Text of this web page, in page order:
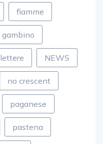
fiamme
gambino
lettere NEWS
no crescent
paganese
pastena